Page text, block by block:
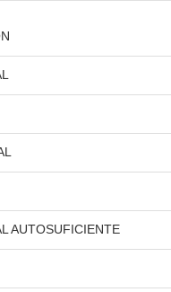
AUTOSUFICIENTE